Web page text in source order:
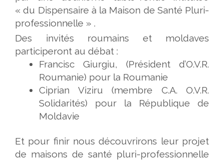
« du Dispensaire à la Maison de Santé Pluri-
professionnelle » .
Des invités roumains et moldaves
participeront au débat :
Francisc Giurgiu, (Président d’O.V.R.
Roumanie) pour la Roumanie
Ciprian Viziru (membre C.A. O.V.R.
Solidarités) pour la République de
Moldavie
Et pour finir nous découvrirons leur projet
de maisons de santé pluri-professionnelle